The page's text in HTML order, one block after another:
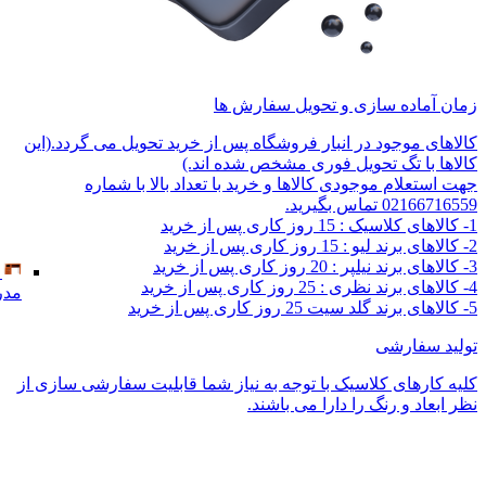
زمان آماده سازی و تحویل سفارش ها
کالاهای موجود در انبار فروشگاه پس از خرید تحویل می گردد.(این
کالاها با تگ تحویل فوری مشخص شده اند.)
جهت استعلام موجودی کالاها و خرید با تعداد بالا با شماره
02166716559 تماس بگیرید.
1- کالاهای کلاسیک : 15 روز کاری پس از خرید
2- کالاهای برند لیو : 15 روز کاری پس از خرید
3- کالاهای برند نیلپر : 20 روز کاری پس از خرید
4- کالاهای برند نظری : 25 روز کاری پس از خرید
5- کالاهای برند گلد سیت 25 روز کاری پس از خرید
تولید سفارشی
کلیه کارهای کلاسیک با توجه به نیاز شما قابلیت سفارشی سازی از
نظر ابعاد و رنگ را دارا می باشند.